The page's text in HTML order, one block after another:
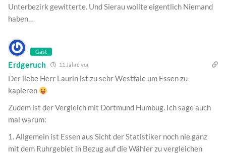
Unterbezirk gewitterte. Und Sierau wollte eigentlich Niemand
haben…
Gast
Erdgeruch 11 Jahre vor
Der liebe Herr Laurin ist zu sehr Westfale um Essen zu
kapieren
Zudem ist der Vergleich mit Dortmund Humbug. Ich sage auch
mal warum:
1. Allgemein ist Essen aus Sicht der Statistiker noch nie ganz
mit dem Ruhrgebiet in Bezug auf die Wähler zu vergleichen